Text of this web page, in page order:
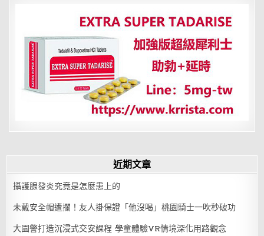
近期文章
攝護腺發炎究竟是怎麼患上的
未戴安全帽遭攔！友人掛保證「他沒喝」桃園騎士一吹秒破功
大園警打造沉浸式交安課程 學童體驗VR情境深化用路觀念